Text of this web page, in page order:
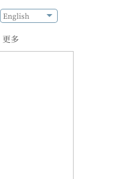
English
更多